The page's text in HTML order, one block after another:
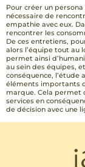
Pour créer un
nécessaire de
empathie avec eux.
rencontrer les
De ces entretiens,
alors l’équipe tout au
permet ainsi
au sein des équipes,
conséquence, l’étude
éléments importants
marque. Cela permet
services en
de décision avec une